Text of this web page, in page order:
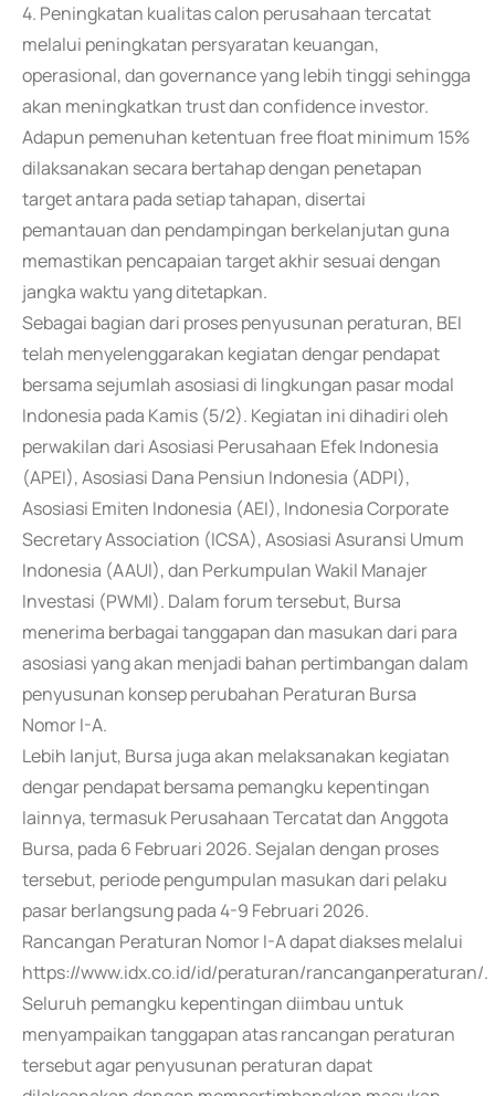
4. Peningkatan kualitas calon perusahaan tercatat
melalui peningkatan persyaratan keuangan,
operasional, dan governance yang lebih tinggi sehingga
akan meningkatkan trust dan confidence investor.
Adapun pemenuhan ketentuan free float minimum 15%
dilaksanakan secara bertahap dengan penetapan
target antara pada setiap tahapan, disertai
pemantauan dan pendampingan berkelanjutan guna
memastikan pencapaian target akhir sesuai dengan
jangka waktu yang ditetapkan.
Sebagai bagian dari proses penyusunan peraturan, BEI
telah menyelenggarakan kegiatan dengar pendapat
bersama sejumlah asosiasi di lingkungan pasar modal
Indonesia pada Kamis (5/2). Kegiatan ini dihadiri oleh
perwakilan dari Asosiasi Perusahaan Efek Indonesia
(APEI), Asosiasi Dana Pensiun Indonesia (ADPI),
Asosiasi Emiten Indonesia (AEI), Indonesia Corporate
Secretary Association (ICSA), Asosiasi Asuransi Umum
Indonesia (AAUI), dan Perkumpulan Wakil Manajer
Investasi (PWMI). Dalam forum tersebut, Bursa
menerima berbagai tanggapan dan masukan dari para
asosiasi yang akan menjadi bahan pertimbangan dalam
penyusunan konsep perubahan Peraturan Bursa
Nomor I-A.
Lebih lanjut, Bursa juga akan melaksanakan kegiatan
dengar pendapat bersama pemangku kepentingan
lainnya, termasuk Perusahaan Tercatat dan Anggota
Bursa, pada 6 Februari 2026. Sejalan dengan proses
tersebut, periode pengumpulan masukan dari pelaku
pasar berlangsung pada 4-9 Februari 2026.
Rancangan Peraturan Nomor I-A dapat diakses melalui
https://www.idx.co.id/id/peraturan/rancanganperaturan/.
Seluruh pemangku kepentingan diimbau untuk
menyampaikan tanggapan atas rancangan peraturan
tersebut agar penyusunan peraturan dapat